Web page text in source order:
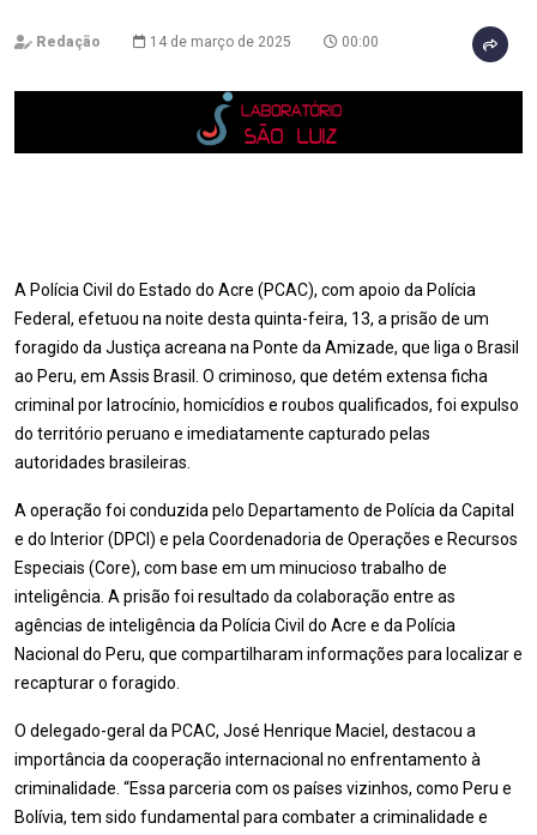
Redação 14 de março de 2025 00:00
A Polícia Civil do Estado do Acre (PCAC), com apoio da Polícia
Federal, efetuou na noite desta quinta-feira, 13, a prisão de um
foragido da Justiça acreana na Ponte da Amizade, que liga o Brasil
ao Peru, em Assis Brasil. O criminoso, que detém extensa ficha
criminal por latrocínio, homicídios e roubos qualificados, foi expulso
do território peruano e imediatamente capturado pelas
autoridades brasileiras.
A operação foi conduzida pelo Departamento de Polícia da Capital
e do Interior (DPCI) e pela Coordenadoria de Operações e Recursos
Especiais (Core), com base em um minucioso trabalho de
inteligência. A prisão foi resultado da colaboração entre as
agências de inteligência da Polícia Civil do Acre e da Polícia
Nacional do Peru, que compartilharam informações para localizar e
recapturar o foragido.
O delegado-geral da PCAC, José Henrique Maciel, destacou a
importância da cooperação internacional no enfrentamento à
criminalidade. “Essa parceria com os países vizinhos, como Peru e
Bolívia, tem sido fundamental para combater a criminalidade e